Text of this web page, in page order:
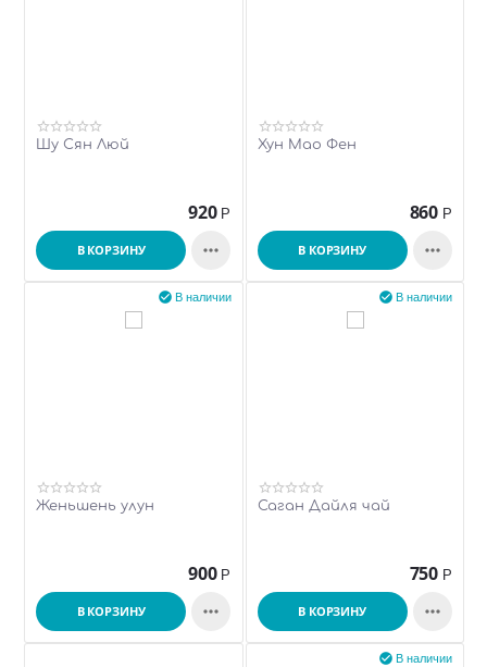
Шу Сян Люй
920 Р
В КОРЗИНУ 
Хун Мао Фен
860 Р
В КОРЗИНУ 
В наличии

Женьшень улун
900 Р
В КОРЗИНУ 
В наличии

Саган Дайля чай
750 Р
В КОРЗИНУ 
В наличии
